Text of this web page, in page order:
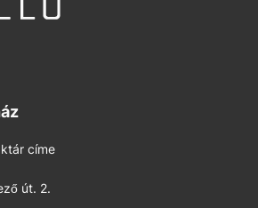
címe
út. 2.